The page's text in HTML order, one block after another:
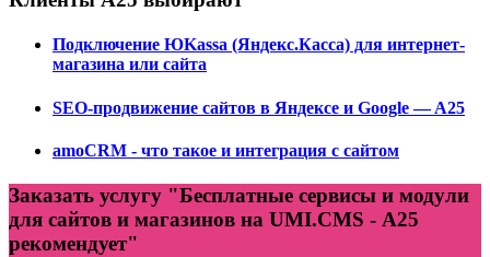
Подключение ЮKassa (Яндекс.Касса) для интернет-
магазина или сайта
SEO-продвижение сайтов в Яндексе и Google — A25
amoCRM - что такое и интеграция с сайтом
Заказать услугу "Бесплатные сервисы и модули
для сайтов и магазинов на UMI.CMS - А25
рекомендует"